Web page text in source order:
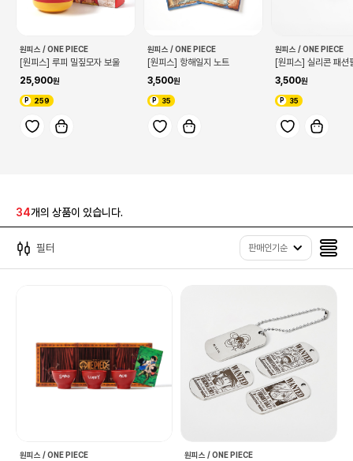
원피스 / ONE PIECE
[원피스] 루피 밀짚모자 보울
25,900
259
원피스 / ONE PIECE
[원피스] 항해일지 노트
3,500
35
원피스 / ONE PIECE
[원피스] 실리콘 패션
3,500
35
34개의 상품이 있습니다.
필터 판매인기순
원피스 / ONE PIECE 원피스 / ONE PIECE